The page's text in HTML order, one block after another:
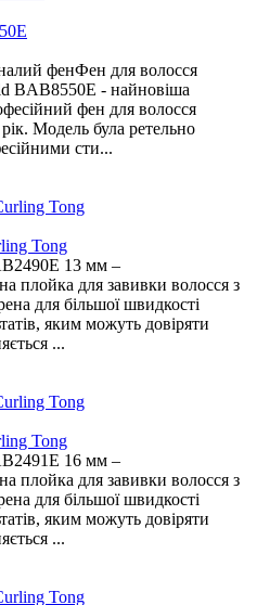
фенФен для волосся
BAB8550E - найновіша
фен для волосся
Модель була ретельно
сти...
Tong
13 мм –
плойка для завивки волосся з
для більшої швидкості
яким можуть довіряти
...
Tong
16 мм –
плойка для завивки волосся з
для більшої швидкості
яким можуть довіряти
...